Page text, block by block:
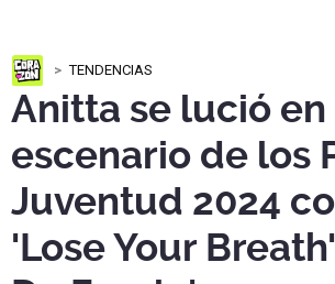
TENDENCIAS
Anitta se lució en
escenario de los
Juventud 2024
'Lose Your